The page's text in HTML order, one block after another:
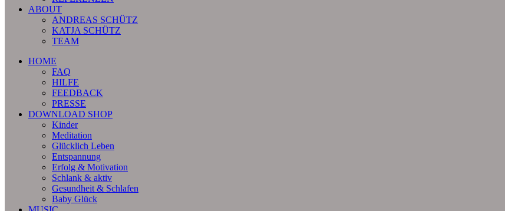
ABOUT
ANDREAS SCHÜTZ
KATJA SCHÜTZ
TEAM
HOME
FAQ
HILFE
FEEDBACK
PRESSE
DOWNLOAD SHOP
Kinder
Meditation
Glücklich Leben
Entspannung
Erfolg & Motivation
Schlank & aktiv
Gesundheit & Schlafen
Baby Glück